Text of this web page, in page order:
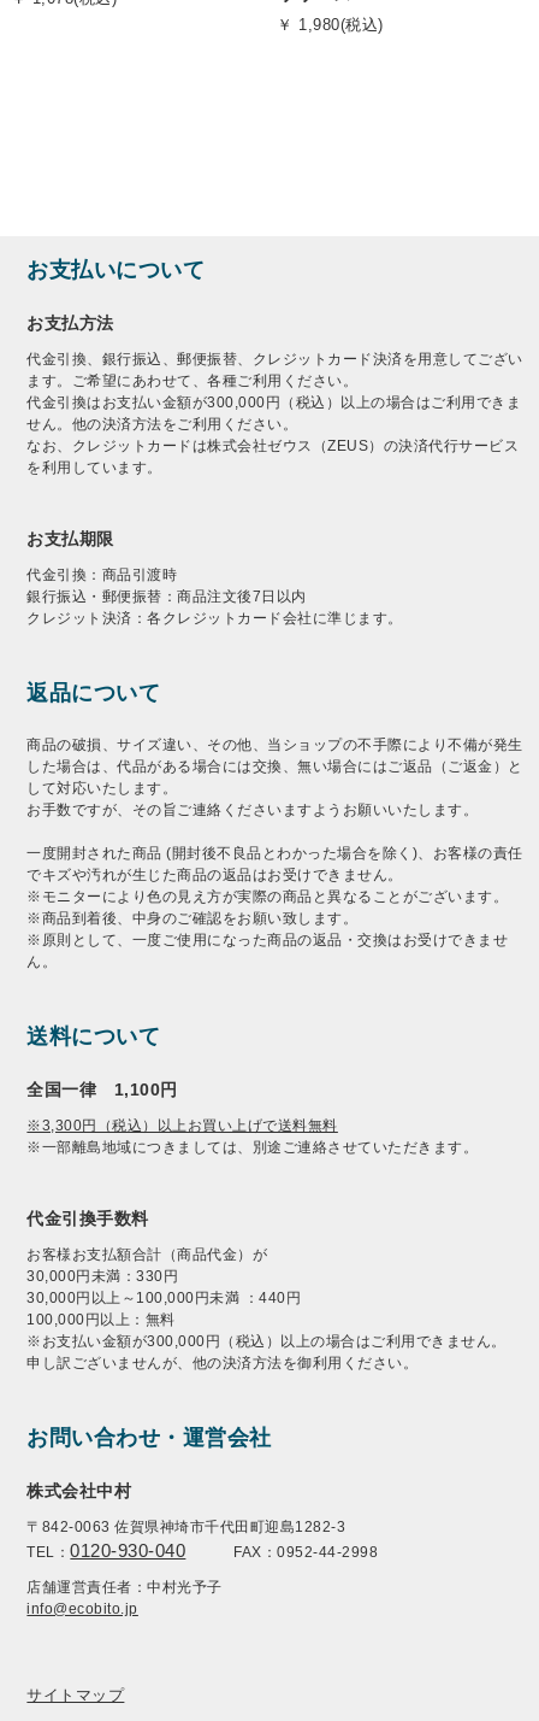
￥ 1,980(税込)
お支払いについて
お支払方法
代金引換、銀行振込、郵便振替、クレジットカード決済を用意してござい
ます。ご希望にあわせて、各種ご利用ください。
代金引換はお支払い金額が300,000円（税込）以上の場合はご利用できま
せん。他の決済方法をご利用ください。
なお、クレジットカードは株式会社ゼウス（ZEUS）の決済代行サービス
を利用しています。
お支払期限
代金引換：商品引渡時
銀行振込・郵便振替：商品注文後7日以内
クレジット決済：各クレジットカード会社に準じます。
返品について
商品の破損、サイズ違い、その他、当ショップの不手際により不備が発生
した場合は、代品がある場合には交換、無い場合にはご返品（ご返金）と
して対応いたします。
お手数ですが、その旨ご連絡くださいますようお願いいたします。
一度開封された商品 (開封後不良品とわかった場合を除く)、お客様の責任
でキズや汚れが生じた商品の返品はお受けできません。
※モニターにより色の見え方が実際の商品と異なることがございます。
※商品到着後、中身のご確認をお願い致します。
※原則として、一度ご使用になった商品の返品・交換はお受けできませ
ん。
送料について
全国一律 1,100円
※3,300円（税込）以上お買い上げで送料無料
※一部離島地域につきましては、別途ご連絡させていただきます。
代金引換手数料
お客様お支払額合計（商品代金）が
30,000円未満：330円
30,000円以上～100,000円未満 ：440円
100,000円以上：無料
※お支払い金額が300,000円（税込）以上の場合はご利用できません。
申し訳ございませんが、他の決済方法を御利用ください。
お問い合わせ・運営会社
株式会社中村
〒842-0063 佐賀県神埼市千代田町迎島1282-3
TEL：0120-930-040 FAX：0952-44-2998
店舗運営責任者：中村光予子
info@ecobito.jp
サイトマップ